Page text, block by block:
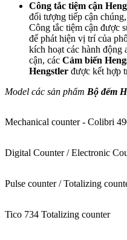
Công tắc tiệm cận
đối tượng tiếp cận
Công tắc tiệm cận được
để phát hiện vị trí của
kích hoạt các hành động
cận, các Cảm biến
Hengstler được kết hợp
Model các sản phẩm Bộ đếm
Mechanical counter - Colibri
Digital Counter / Electronic
Pulse counter / Totalizing
Tico 734 Totalizing counter